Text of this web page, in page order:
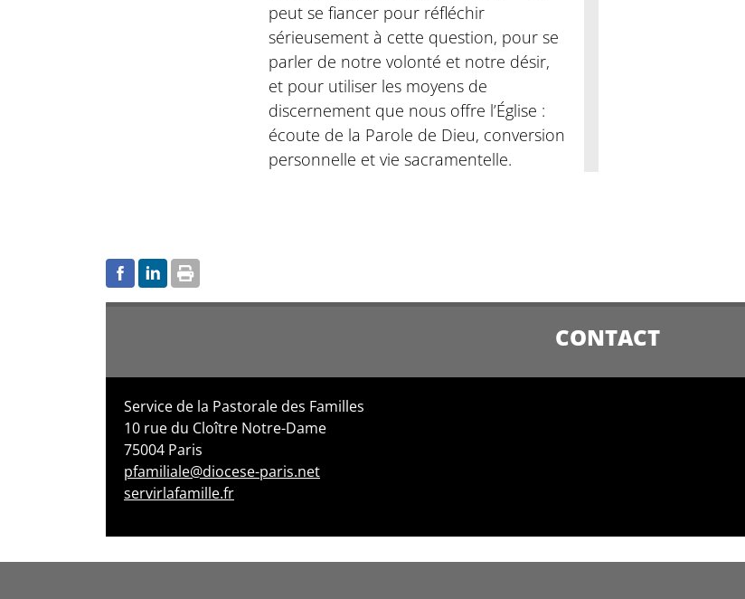
peut se fiancer pour réfléchir
sérieusement à cette question, pour se
parler de notre volonté et notre désir,
et pour utiliser les moyens de
discernement que nous offre l’Église :
écoute de la Parole de Dieu, conversion
personnelle et vie sacramentelle.
CONTACT
Service de la Pastorale des Familles
10 rue du Cloître Notre-Dame
75004 Paris
pfamiliale@diocese-paris.net
servirlafamille.fr